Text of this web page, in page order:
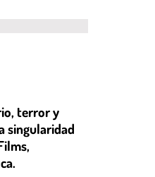
terror y
singularidad